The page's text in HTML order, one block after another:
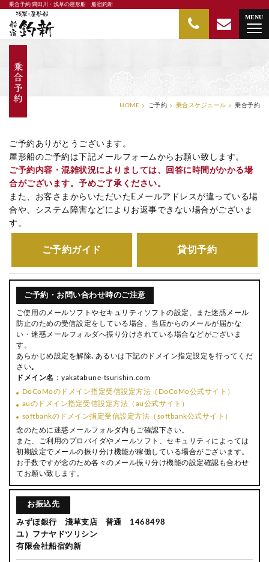
乗合予約 隅田川・浅草の屋形船 船宿釣新
MENU
隅田川・浅草の屋形船 船宿釣新
HOME ご予約 乗合スケジュール 乗合予約
ご予約ありがとうございます。
屋形船のご予約は下記メールフォームからお願い致します。
ご予約内容・混雑状況によりましては、回答に時間がかかる場
合がございます。予めご了承ください。
また、お客さまからいただいたEメールアドレスが違っている場
合や、システム障害などによりお返事できない場合がございま
す。
ご予約ガイド 貸切予約
ご予約・お問い合わせ時のご注意
ご使用のメールソフトやセキュリティソフトの設定、また迷惑メール
防止のための受信設定をしている場合、当店からのメールが届かな
い・迷惑メールフォルダへ振り分けされている場合などがございま
す。
あらかじめ設定を解除､あるいは下記のドメイン指定設定を行ってくだ
さい｡
ドメイン名 ：yakatabune-tsurishin.com
DoCoMoのドメイン指定受信設定方法（DoCoMo公式サイト）
auのドメイン指定受信設定方法（au公式サイト）
softbankのドメイン指定受信設定方法（softbank公式サイト）
念のために迷惑メールフォルダ内もご確認下さい。
また、ご利用のプロバイダやメールソフト、セキュリティによっては
初期設定でメールの振り分け機能が稼働している場合がございます。
お手数ですが念のため各々のメール振り分け機能の設定確認も合わせ
てお願い致します。
お振込先
みずほ銀行 淺草支店 普通 1468498
ユ）フナヤドツリシン
有限会社船宿釣新